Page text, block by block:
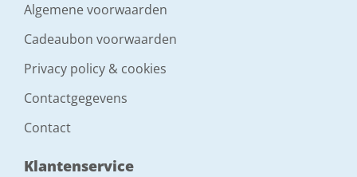
Algemene voorwaarden
Cadeaubon voorwaarden
Privacy policy & cookies
Contactgegevens
Contact
Klantenservice